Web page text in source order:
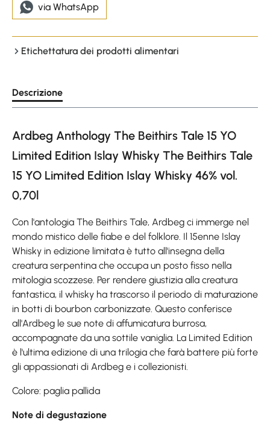
via WhatsApp
Etichettatura dei prodotti alimentari
Descrizione
Ardbeg Anthology The Beithirs Tale 15 YO
Limited Edition Islay Whisky The Beithirs Tale
15 YO Limited Edition Islay Whisky 46% vol.
0,70l
Con l'antologia The Beithirs Tale, Ardbeg ci immerge nel
mondo mistico delle fiabe e del folklore. Il 15enne Islay
Whisky in edizione limitata è tutto all'insegna della
creatura serpentina che occupa un posto fisso nella
mitologia scozzese. Per rendere giustizia alla creatura
fantastica, il whisky ha trascorso il periodo di maturazione
in botti di bourbon carbonizzate. Questo conferisce
all'Ardbeg le sue note di affumicatura burrosa,
accompagnate da una sottile vaniglia. La Limited Edition
è l'ultima edizione di una trilogia che farà battere più forte
gli appassionati di Ardbeg e i collezionisti.
Colore: paglia pallida
Note di degustazione